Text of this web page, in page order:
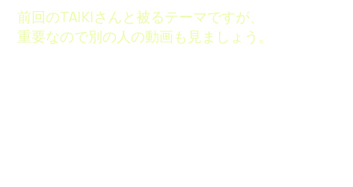
前回のTAIKIさんと被るテーマですが、
重要なので別の人の動画も見ましょう。